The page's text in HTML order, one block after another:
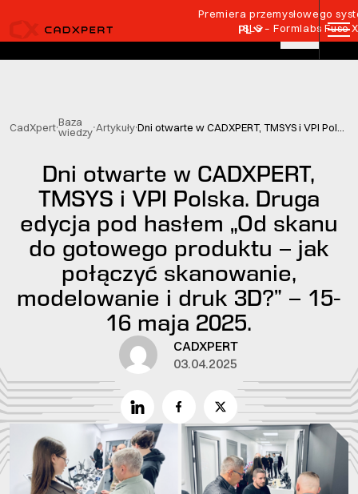
Premiera przemysłowego
SLS – Formlabs Fuse
PL
CadXpert Baza
wiedzy Artykuły
Dni otwarte w CADXPERT,
TMSYS i VPI Polska. Druga
edycja pod hasłem „Od skanu
do gotowego produktu – jak
połączyć skanowanie,
modelowanie i druk 3D?” – 15-
16 maja 2025.
CADXPERT
03.04.2025